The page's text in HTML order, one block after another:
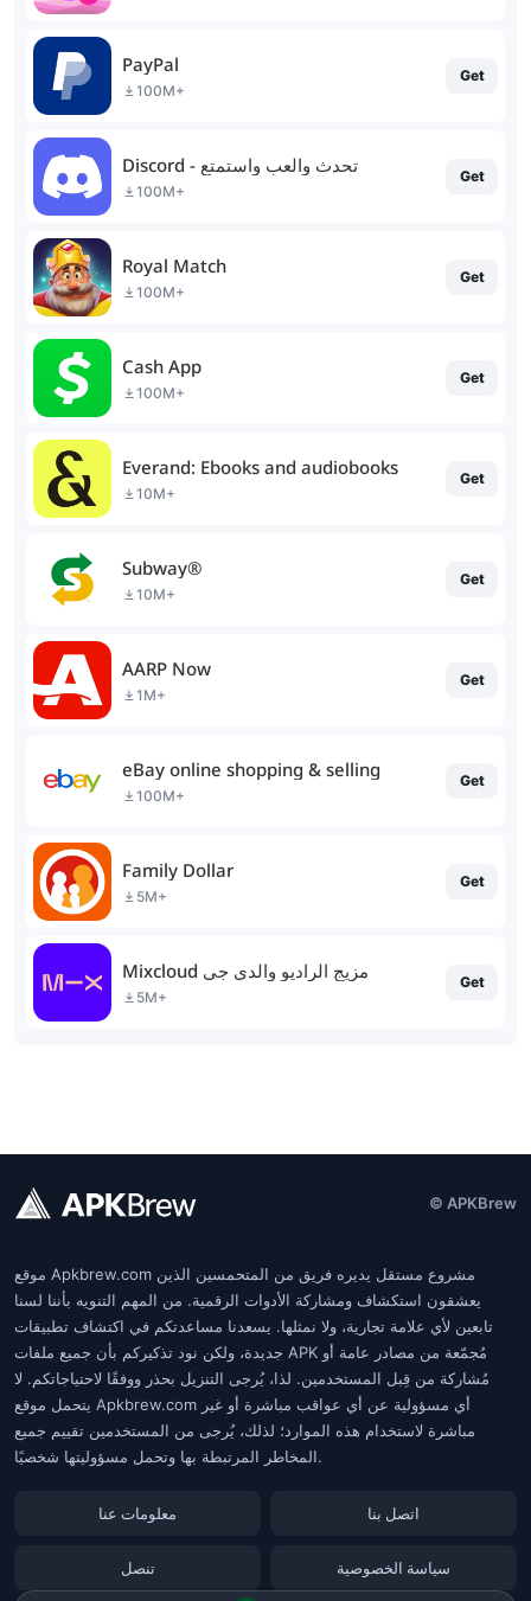
PayPal
100M+
Get
Discord - تحدث والعب واستمتع
100M+
Get
Royal Match
100M+
Get
Cash App
100M+
Get
Everand: Ebooks and audiobooks
10M+
Get
Subway®
10M+
Get
AARP Now
1M+
Get
eBay online shopping & selling
100M+
Get
Family Dollar
5M+
Get
Mixcloud مزيج الراديو والدي جي
5M+
Get
© APKBrew
موقع Apkbrew.com مشروع مستقل يديره فريق من المتحمسين الذين
يعشقون استكشاف ومشاركة الأدوات الرقمية. من المهم التنويه بأننا لسنا
تابعين لأي علامة تجارية، ولا نمثلها. يسعدنا مساعدتكم في اكتشاف تطبيقات
جديدة، ولكن نود تذكيركم بأن جميع ملفات APK مُجمّعة من مصادر عامة أو
مُشاركة من قِبل المستخدمين. لذا، يُرجى التنزيل بحذر ووفقًا لاحتياجاتكم. لا
يتحمل موقع Apkbrew.com أي مسؤولية عن أي عواقب مباشرة أو غير
مباشرة لاستخدام هذه الموارد؛ لذلك، يُرجى من المستخدمين تقييم جميع
المخاطر المرتبطة بها وتحمل مسؤوليتها شخصيًا.
معلومات عنا اتصل بنا
تنصل سياسة الخصوصية